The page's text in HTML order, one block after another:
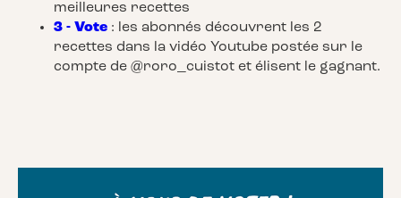
meilleures recettes
3 - Vote : les abonnés découvrent les 2
recettes dans la vidéo Youtube postée sur le
compte de @roro_cuistot et élisent le gagnant.